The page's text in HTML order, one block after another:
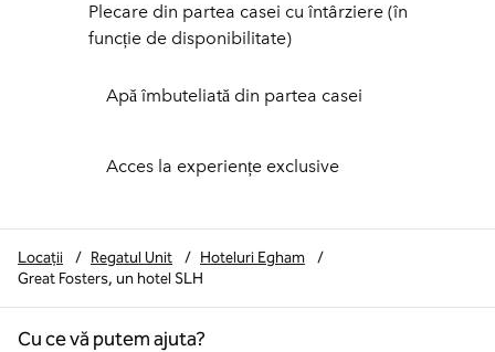
Plecare din partea casei cu întârziere (în
funcție de disponibilitate)
Apă îmbuteliată din partea casei
Acces la experiențe exclusive
Locații / Regatul Unit / Hoteluri Egham
/
Great Fosters, un hotel SLH
Cu ce vă putem ajuta?